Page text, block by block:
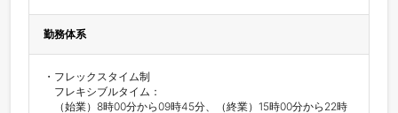
勤務体系
・フレックスタイム制
フレキシブルタイム：
（始業）8時00分から09時45分、（終業）15時00分から22時